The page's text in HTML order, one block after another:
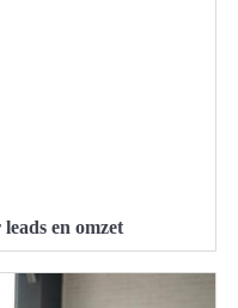
en omzet